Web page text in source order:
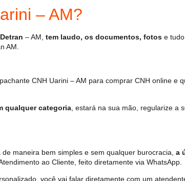
– AM?
– AM, tem laudo, os documentos, fotos e
AM.
CNH Uarini – AM para comprar CNH online
qualquer categoria , estará na sua mão, regularize a
maneira bem simples e sem qualquer burocracia, a
ao Cliente, feito diretamente via WhatsApp.
você vai falar diretamente com um